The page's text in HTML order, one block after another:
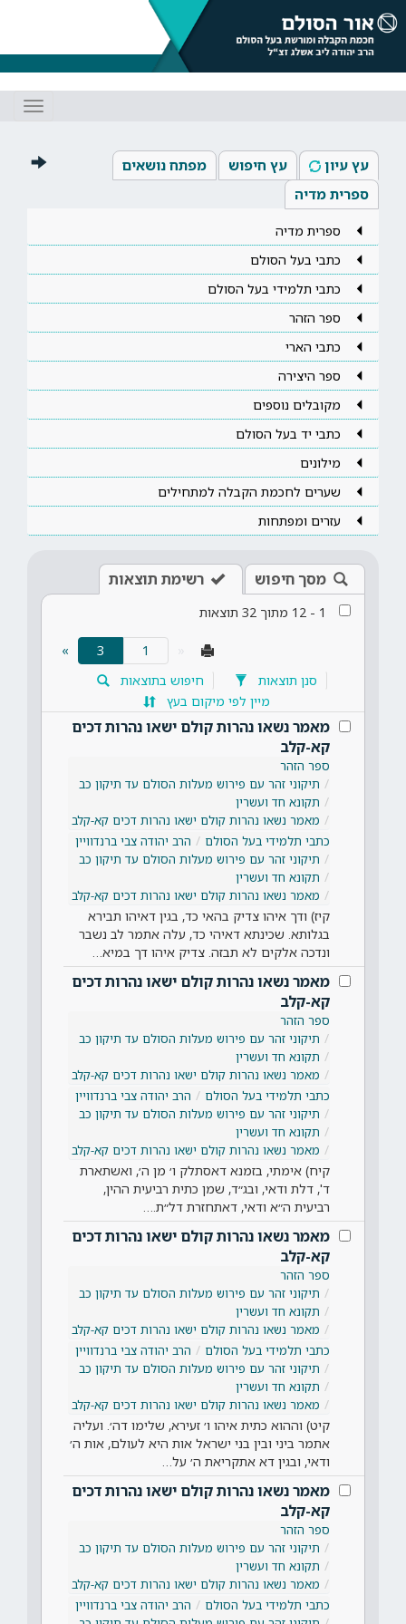
עץ עיון עץ חיפוש
מפתח נושאים
ספרית מדיה
ספרית מדיה
כתבי בעל הסולם
כתבי תלמידי בעל הסולם
ספר הזהר
כתבי הארי
ספר היצירה
מקובלים נוספים
כתבי יד בעל הסולם
מילונים
שערים לחכמת הקבלה למתחילים
עזרים ומפתחות
מסך חיפוש רשימת תוצאות
1
-
12 מתוך 32 תוצאות
3
(current)
»
סנן תוצאות
חיפוש בתוצאות
מיין לפי מיקום בעץ
מאמר נשאו נהרות קולם ישאו נהרות דכים
קא-קלב
ספר הזהר
תיקוני זהר עם פירוש מעלות הסולם עד תיקון כב
תקונא חד ועשרין
מאמר נשאו נהרות קולם ישאו נהרות דכים קא-קלב
כתבי תלמידי בעל הסולם
הרב יהודה צבי ברנדוויין
תיקוני זהר עם פירוש מעלות הסולם עד תיקון כב
תקונא חד ועשרין
מאמר נשאו נהרות קולם ישאו נהרות דכים קא-קלב
קיז) ודך איהו צדיק בהאי כד, בגין דאיהו תבירא
בגלותא. שכינתא דאיהי כד, עלה אתמר לב נשבר
ונדכה אלקים לא תבזה. צדיק איהו דך במיא…
מאמר נשאו נהרות קולם ישאו נהרות דכים
קא-קלב
ספר הזהר
תיקוני זהר עם פירוש מעלות הסולם עד תיקון כב
תקונא חד ועשרין
מאמר נשאו נהרות קולם ישאו נהרות דכים קא-קלב
כתבי תלמידי בעל הסולם
הרב יהודה צבי ברנדוויין
תיקוני זהר עם פירוש מעלות הסולם עד תיקון כב
תקונא חד ועשרין
מאמר נשאו נהרות קולם ישאו נהרות דכים קא-קלב
קיח) אימתי, בזמנא דאסתלק ו׳ מן ה׳, ואשתארת
ד', דלת ודאי, ובג״ד, שמן כתית רביעית ההין,
רביעית ה״א ודאי, דאתחזרת דל״ת.…
מאמר נשאו נהרות קולם ישאו נהרות דכים
קא-קלב
ספר הזהר
תיקוני זהר עם פירוש מעלות הסולם עד תיקון כב
תקונא חד ועשרין
מאמר נשאו נהרות קולם ישאו נהרות דכים קא-קלב
כתבי תלמידי בעל הסולם
הרב יהודה צבי ברנדוויין
תיקוני זהר עם פירוש מעלות הסולם עד תיקון כב
תקונא חד ועשרין
מאמר נשאו נהרות קולם ישאו נהרות דכים קא-קלב
קיט) וההוא כתית איהו ו׳ זעירא, שלימו דה׳. ועליה
אתמר ביני ובין בני ישראל אות היא לעולם, אות ה׳
ודאי, ובגין דא אתקריאת ה׳ על…
מאמר נשאו נהרות קולם ישאו נהרות דכים
קא-קלב
ספר הזהר
תיקוני זהר עם פירוש מעלות הסולם עד תיקון כב
תקונא חד ועשרין
מאמר נשאו נהרות קולם ישאו נהרות דכים קא-קלב
כתבי תלמידי בעל הסולם
הרב יהודה צבי ברנדוויין